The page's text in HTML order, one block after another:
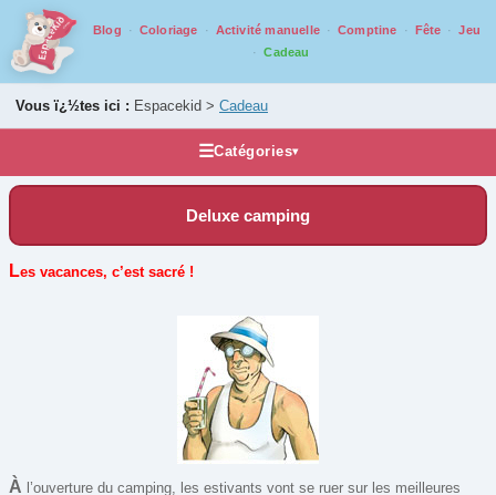
Blog Coloriage Activité manuelle Comptine Fête
Jeu
Cadeau
Vous ï¿½tes ici : Espacekid > Cadeau
☰Catégories▾
Idée cadeau
Accessoires et compléments
Deluxe camping
Les vacances, c’est sacré !
À l’ouverture du camping, les estivants vont se ruer sur les meilleures